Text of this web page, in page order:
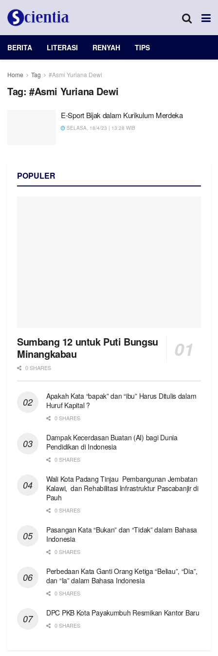
BERITA LITERASI RENYAH TIPS
Home Tag #Asmi Yuriana Dewi
Tag: #Asmi Yuriana Dewi
E-Sport Bijak dalam Kurikulum Merdeka
SELASA, 18/4/23 | 13:28 WIB
POPULER
Sumbang 12 untuk Puti Bungsu
Minangkabau
0 SHARES
Apakah Kata “bapak” dan “ibu” Harus Ditulis dalam
Huruf Kapital ?
0 SHARES
Dampak Kecerdasan Buatan (AI) bagi Dunia
Pendidikan di Indonesia
0 SHARES
Wali Kota Padang Tinjau Pembangunan Jembatan
Kalawi, dan Rehabilitasi Infrastruktur Pascabanjir di
Pauh
0 SHARES
Pasangan Kata “Bukan” dan “Tidak” dalam Bahasa
Indonesia
0 SHARES
Perbedaan Kata Ganti Orang Ketiga “Beliau”, “Dia”,
dan “Ia” dalam Bahasa Indonesia
0 SHARES
DPC PKB Kota Payakumbuh Resmikan Kantor Baru
0 SHARES